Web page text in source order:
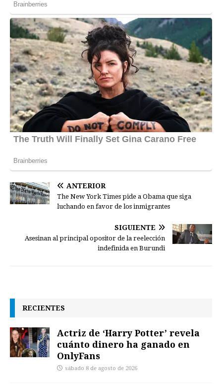
ANTERIOR
The New York Times pide a Obama que siga
luchando en favor de los inmigrantes
SIGUIENTE
Asesinan al principal opositor de la reelección
indefinida en Burundi
RECIENTES
Actriz de ‘Harry Potter’ revela
cuánto dinero ha ganado en
OnlyFans
sábado 8 de agosto de 2026